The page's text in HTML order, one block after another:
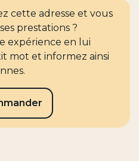
cette adresse et vous
prestations ?
expérience en lui
mot et informez ainsi